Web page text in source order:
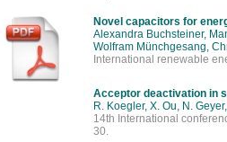
Novel capacitors for
Alexandra Buchsteiner,
Wolfram Münchgesang,
International renewable
Acceptor deactivation in
R. Koegler, X. Ou, N.
14th International
30.